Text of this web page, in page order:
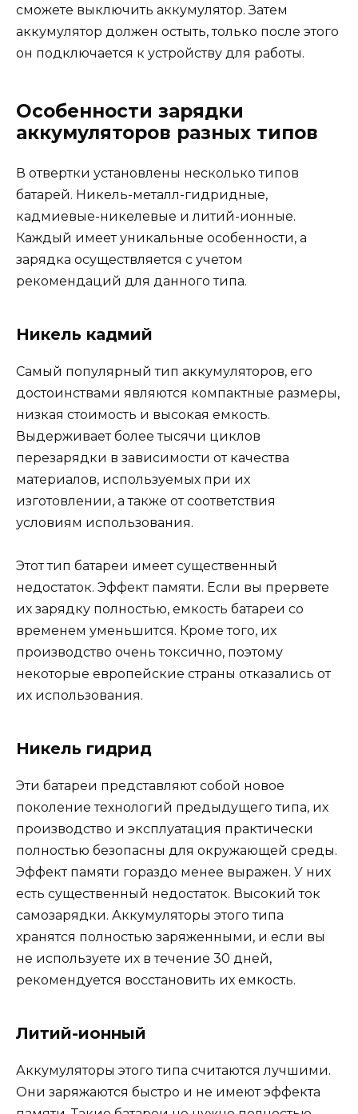
сможете выключить аккумулятор. Затем
аккумулятор должен остыть, только после этого
он подключается к устройству для работы.
Особенности зарядки
аккумуляторов разных типов
В отвертки установлены несколько типов
батарей. Никель-металл-гидридные,
кадмиевые-никелевые и литий-ионные.
Каждый имеет уникальные особенности, а
зарядка осуществляется с учетом
рекомендаций для данного типа.
Никель кадмий
Самый популярный тип аккумуляторов, его
достоинствами являются компактные размеры,
низкая стоимость и высокая емкость.
Выдерживает более тысячи циклов
перезарядки в зависимости от качества
материалов, используемых при их
изготовлении, а также от соответствия
условиям использования.
Этот тип батареи имеет существенный
недостаток. Эффект памяти. Если вы прервете
их зарядку полностью, емкость батареи со
временем уменьшится. Кроме того, их
производство очень токсично, поэтому
некоторые европейские страны отказались от
их использования.
Никель гидрид
Эти батареи представляют собой новое
поколение технологий предыдущего типа, их
производство и эксплуатация практически
полностью безопасны для окружающей среды.
Эффект памяти гораздо менее выражен. У них
есть существенный недостаток. Высокий ток
самозарядки. Аккумуляторы этого типа
хранятся полностью заряженными, и если вы
не используете их в течение 30 дней,
рекомендуется восстановить их емкость.
Литий-ионный
Аккумуляторы этого типа считаются лучшими.
Они заряжаются быстро и не имеют эффекта